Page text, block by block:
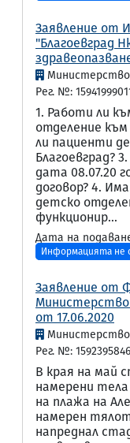
Заявление от
"Благоевград
Рег. №:
1. Работи ли
отделение към
ли пациенти
Благоевград?
дата 08.07.20
договор? 4.
детско
функционир...
Дата на
Информацията не
Заявление от
Министерство
от 17.06.2020
Рег. №:
В края на май
намерени
на плажа на
намерен
напреднал